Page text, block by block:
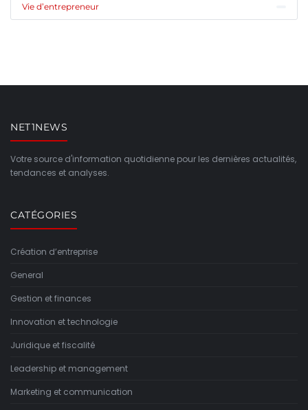
Vie d’entrepreneur
NET1NEWS
Votre source d'information quotidienne pour les dernières actualités,
tendances et analyses.
CATÉGORIES
Création d’entreprise
General
Gestion et finances
Innovation et technologie
Juridique et fiscalité
Leadership et management
Marketing et communication